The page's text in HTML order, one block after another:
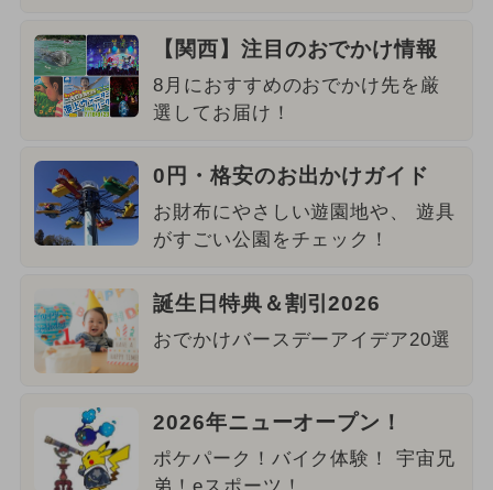
【関西】注目のおでかけ情報
8月におすすめのおでかけ先を厳
選してお届け！
0円・格安のお出かけガイド
お財布にやさしい遊園地や、 遊具
がすごい公園をチェック！
誕生日特典＆割引2026
おでかけバースデーアイデア20選
2026年ニューオープン！
ポケパーク！バイク体験！ 宇宙兄